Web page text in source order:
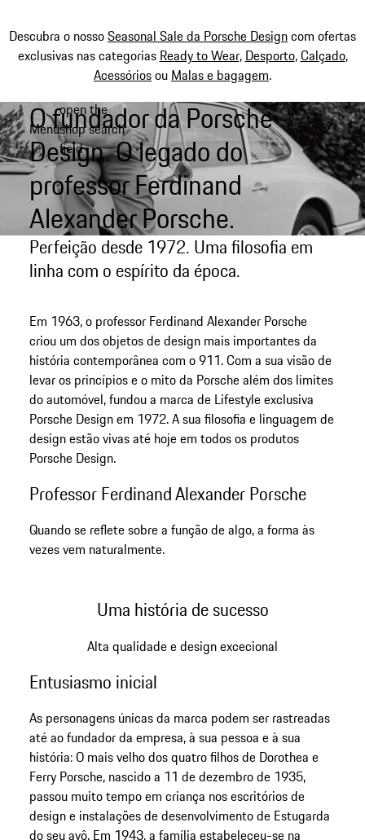
Descubra o nossoSeasonal Sale da Porsche Designcom ofertas
exclusivas nas categorias Ready to Wear, Desporto,Calçado,
Acessóriosou Malas e bagagem.
Saltar
conteúdo
principal
Menu
open the
shop search
field
My shopping bag, 0
O fundador da Porsche
Design. O legado do
professor Ferdinand
Alexander Porsche.
Perfeição desde 1972. Uma filosofia em
linha com o espírito da época.
Em 1963, o professor Ferdinand Alexander Porsche
criou um dos objetos de design mais importantes da
história contemporânea com o 911. Com a sua visão de
levar os princípios e o mito da Porsche além dos limites
do automóvel, fundou a marca de Lifestyle exclusiva
Porsche Design em 1972. A sua filosofia e linguagem de
design estão vivas até hoje em todos os produtos
Porsche Design.
Professor Ferdinand Alexander Porsche
Quando se reflete sobre a função de algo, a forma às
vezes vem naturalmente.
Uma história de sucesso
Alta qualidade e design excecional
Entusiasmo inicial
As personagens únicas da marca podem ser rastreadas
até ao fundador da empresa, à sua pessoa e à sua
história: O mais velho dos quatro filhos de Dorothea e
Ferry Porsche, nascido a 11 de dezembro de 1935,
passou muito tempo em criança nos escritórios de
design e instalações de desenvolvimento de Estugarda
do seu avô. Em 1943, a família estabeleceu-se na